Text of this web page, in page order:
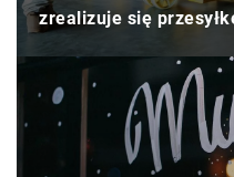
zrealizuje się